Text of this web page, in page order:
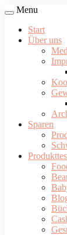
Menu
Start
Über uns
Sparen